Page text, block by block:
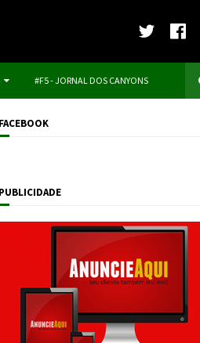
#F5 - JORNAL DOS CANYONS